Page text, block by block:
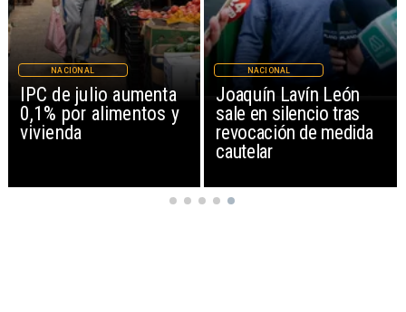
IPC de julio aumenta
0,1% por alimentos y
vivienda
NACIONAL
Joaquín Lavín León
sale en silencio tras
revocación de medida
cautelar
NACIONAL